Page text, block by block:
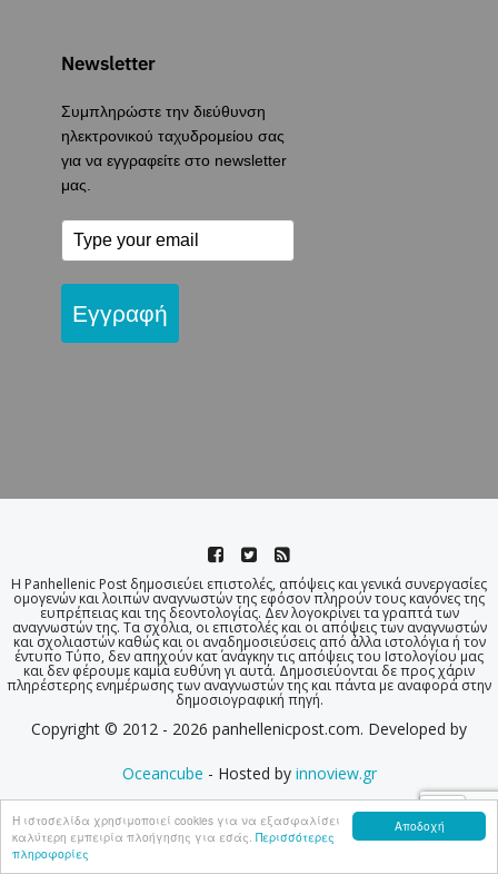
Αποδοχή
Η ιστοσελίδα χρησιμοποιεί cookies για να εξασφαλίσει
καλύτερη εμπειρία πλοήγησης για εσάς. Περισσότερες
πληροφορίες
Newsletter
Συμπληρώστε την διεύθυνση
ηλεκτρονικού ταχυδρομείου σας
για να εγγραφείτε στο newsletter
μας.
Εγγραφή
Η Panhellenic Post δημοσιεύει επιστολές, απόψεις και γενικά συνεργασίες
ομογενών και λοιπών αναγνωστών της εφόσον πληρούν τους κανόνες της
ευπρέπειας και της δεοντολογίας. Δεν λογοκρίνει τα γραπτά των
αναγνωστών της. Τα σχόλια, οι επιστολές και οι απόψεις των αναγνωστών
και σχολιαστών καθώς και οι αναδημοσιεύσεις από άλλα ιστολόγια ή τον
έντυπο Τύπο, δεν απηχούν κατ΄ ανάγκην τις απόψεις του Ιστολογίου μας
και δεν φέρουμε καμία ευθύνη γι αυτά. Δημοσιεύονται δε προς χάριν
πληρέστερης ενημέρωσης των αναγνωστών της και πάντα με αναφορά στην
δημοσιογραφική πηγή.
Copyright © 2012 - 2026 panhellenicpost.com. Developed by
Oceancube - Hosted by innoview.gr